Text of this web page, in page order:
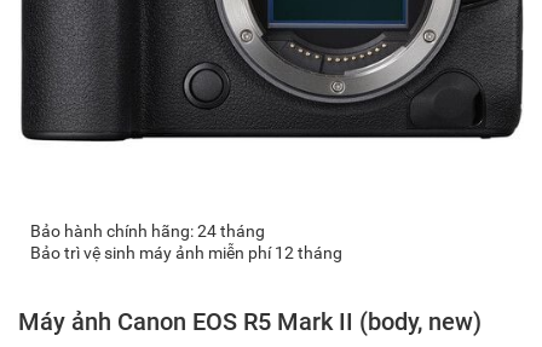
Bảo hành chính hãng: 24 tháng
Bảo trì vệ sinh máy ảnh miễn phí 12 tháng
Máy ảnh Canon EOS R5 Mark II (body, new)